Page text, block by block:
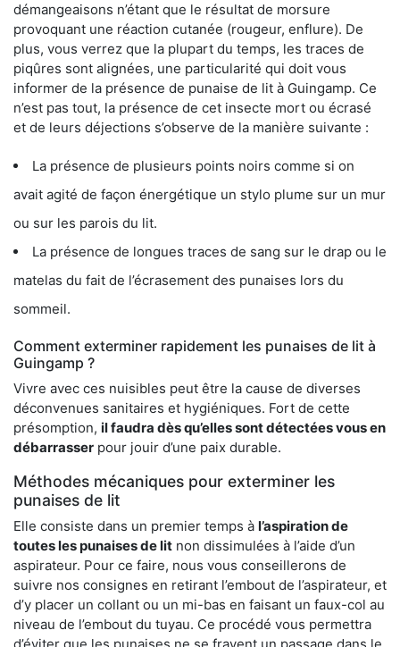
démangeaisons n’étant que le résultat de morsure
provoquant une réaction cutanée (rougeur, enflure). De
plus, vous verrez que la plupart du temps, les traces de
piqûres sont alignées, une particularité qui doit vous
informer de la présence de punaise de lit à Guingamp. Ce
n’est pas tout, la présence de cet insecte mort ou écrasé
et de leurs déjections s’observe de la manière suivante :
La présence de plusieurs points noirs comme si on
avait agité de façon énergétique un stylo plume sur un mur
ou sur les parois du lit.
La présence de longues traces de sang sur le drap ou le
matelas du fait de l’écrasement des punaises lors du
sommeil.
Comment exterminer rapidement les punaises de lit à
Guingamp ?
Vivre avec ces nuisibles peut être la cause de diverses
déconvenues sanitaires et hygiéniques. Fort de cette
présomption, il faudra dès qu’elles sont détectées vous en
débarrasser pour jouir d’une paix durable.
Méthodes mécaniques pour exterminer les
punaises de lit
Elle consiste dans un premier temps à l’aspiration de
toutes les punaises de lit non dissimulées à l’aide d’un
aspirateur. Pour ce faire, nous vous conseillerons de
suivre nos consignes en retirant l’embout de l’aspirateur, et
d’y placer un collant ou un mi-bas en faisant un faux-col au
niveau de l’embout du tuyau. Ce procédé vous permettra